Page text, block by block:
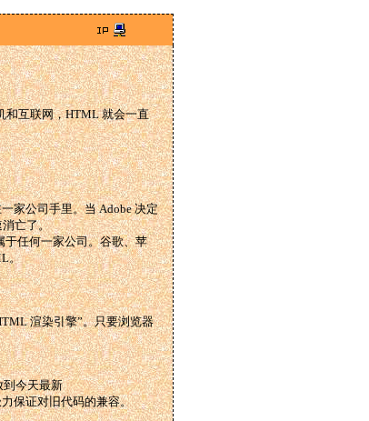
和互联网，HTML 就会一直
家公司手里。当 Adobe 决定
亡了。
任何一家公司。谷歌、苹
。
渲染引擎”。只要浏览器
到今天最新
保证对旧代码的兼容。